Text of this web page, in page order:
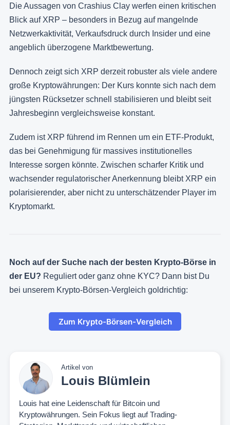
Die Aussagen von Crashius Clay werfen einen kritischen
Blick auf XRP – besonders in Bezug auf mangelnde
Netzwerkaktivität, Verkaufsdruck durch Insider und eine
angeblich überzogene Marktbewertung.
Dennoch zeigt sich XRP derzeit robuster als viele andere
große Kryptowährungen: Der Kurs konnte sich nach dem
jüngsten Rücksetzer schnell stabilisieren und bleibt seit
Jahresbeginn vergleichsweise konstant.
Zudem ist XRP führend im Rennen um ein ETF-Produkt,
das bei Genehmigung für massives institutionelles
Interesse sorgen könnte. Zwischen scharfer Kritik und
wachsender regulatorischer Anerkennung bleibt XRP ein
polarisierender, aber nicht zu unterschätzender Player im
Kryptomarkt.
Noch auf der Suche nach der besten Krypto-Börse in
der EU? Reguliert oder ganz ohne KYC? Dann bist Du
bei unserem Krypto-Börsen-Vergleich goldrichtig:
Zum Krypto-Börsen-Vergleich
Artikel von
Louis Blümlein
Louis hat eine Leidenschaft für Bitcoin und
Kryptowährungen. Sein Fokus liegt auf Trading-